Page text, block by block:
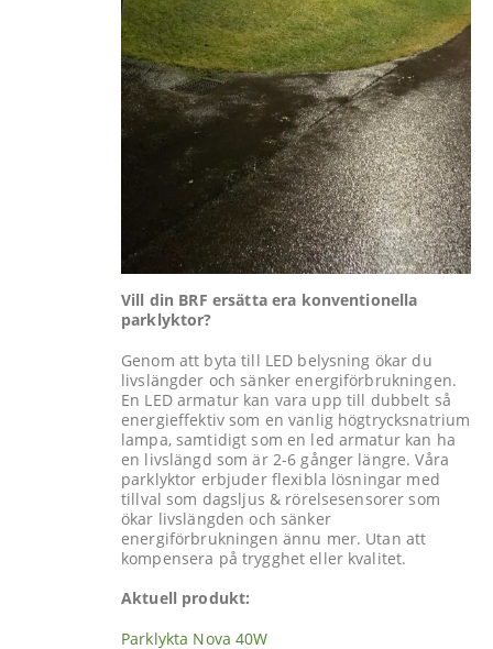
Vill din BRF ersätta era konventionella
parklyktor?
Genom att byta till LED belysning ökar du
livslängder och sänker energiförbrukningen.
En LED armatur kan vara upp till dubbelt så
energieffektiv som en vanlig högtrycksnatrium
lampa, samtidigt som en led armatur kan ha
en livslängd som är 2-6 gånger längre. Våra
parklyktor erbjuder flexibla lösningar med
tillval som dagsljus & rörelsesensorer som
ökar livslängden och sänker
energiförbrukningen ännu mer. Utan att
kompensera på trygghet eller kvalitet.
Aktuell produkt:
Parklykta Nova 40W